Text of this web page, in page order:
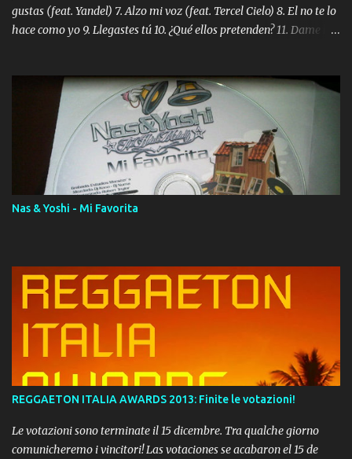
gustas (feat. Yandel) 7. Alzo mi voz (feat. Tercel Cielo) 8. El no te lo
hace como yo 9. Llegastes tú 10. ¿Qué ellos pretenden? 11. Dame la
Digital Booklet – Invicto ----------------------------- Nota:
Album proposto al massimo della qualità in formato iTunes Plus
AAC M4A; comprato su iTunes e a disposizione vostra per il
download. REGGAETON ITALIA Nosotros Somos Los Del
Momento!
Nas & Yoshi - Mi Favorita
REGGAETON ITALIA AWARDS 2013: Finite le votazioni!
Le votazioni sono terminate il 15 dicembre. Tra qualche giorno
comunicheremo i vincitori! Las votaciones se acabaron el 15 de